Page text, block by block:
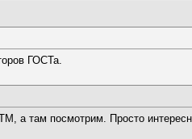
ГОСТа.
а там посмотрим. Просто